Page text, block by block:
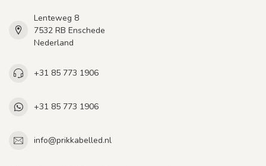
Lenteweg 8
7532 RB Enschede
Nederland
+31 85 773 1906
+31 85 773 1906
info@prikkabelled.nl